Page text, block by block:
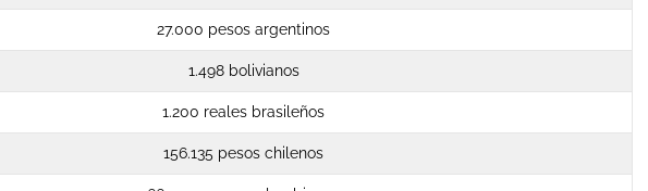
27.000 pesos argentinos
1.498 bolivianos
1.200 reales brasileños
156.135 pesos chilenos